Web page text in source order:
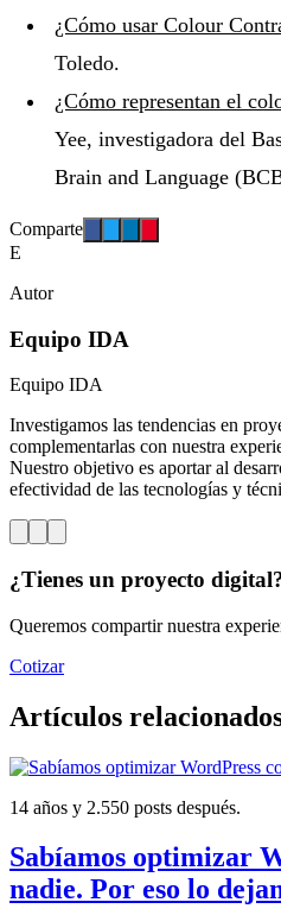
¿Cómo usar Colour
Toledo.
¿Cómo representan el
Yee, investigadora del
Brain and Language
Comparte
E
Autor
Equipo IDA
Equipo IDA
Investigamos las tendencias en
complementarlas con nuestra
Nuestro objetivo es aportar al
efectividad de las tecnologías y
¿Tienes un proyecto
Queremos compartir nuestra
Cotizar
Artículos
14 años y 2.550 posts después.
Sabíamos optimizar
nadie. Por eso lo